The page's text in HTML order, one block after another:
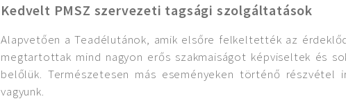
Kedvelt PMSZ szervezeti tagsági szolgáltatások
Alapvetően a Teadélutánok, amik elsőre felkeltették az
megtartottak mind nagyon erős szakmaiságot képviseltek és
belőlük. Természetesen más eseményeken történő részvétel
vagyunk.